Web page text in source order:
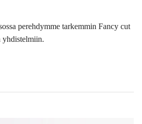
perehdymme tarkemmin Fancy cut
yhdistelmiin.